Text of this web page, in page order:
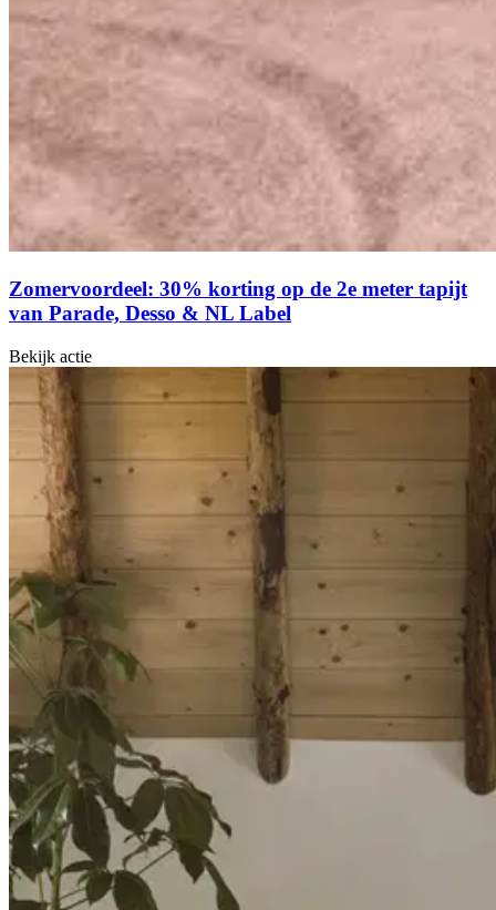
Zomervoordeel: 30% korting op de 2e meter tapijt
van Parade, Desso & NL Label
Bekijk actie